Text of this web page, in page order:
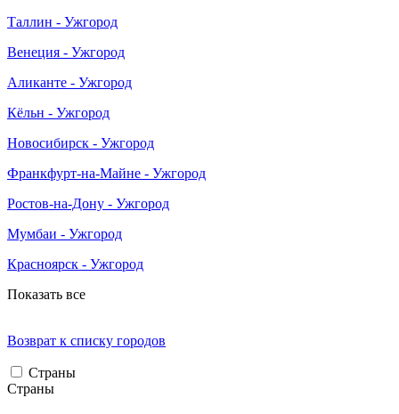
Таллин - Ужгород
Венеция - Ужгород
Аликанте - Ужгород
Кёльн - Ужгород
Новосибирск - Ужгород
Франкфурт-на-Майне - Ужгород
Ростов-на-Дону - Ужгород
Мумбаи - Ужгород
Красноярск - Ужгород
Показать все
Возврат к списку городов
Страны
Страны